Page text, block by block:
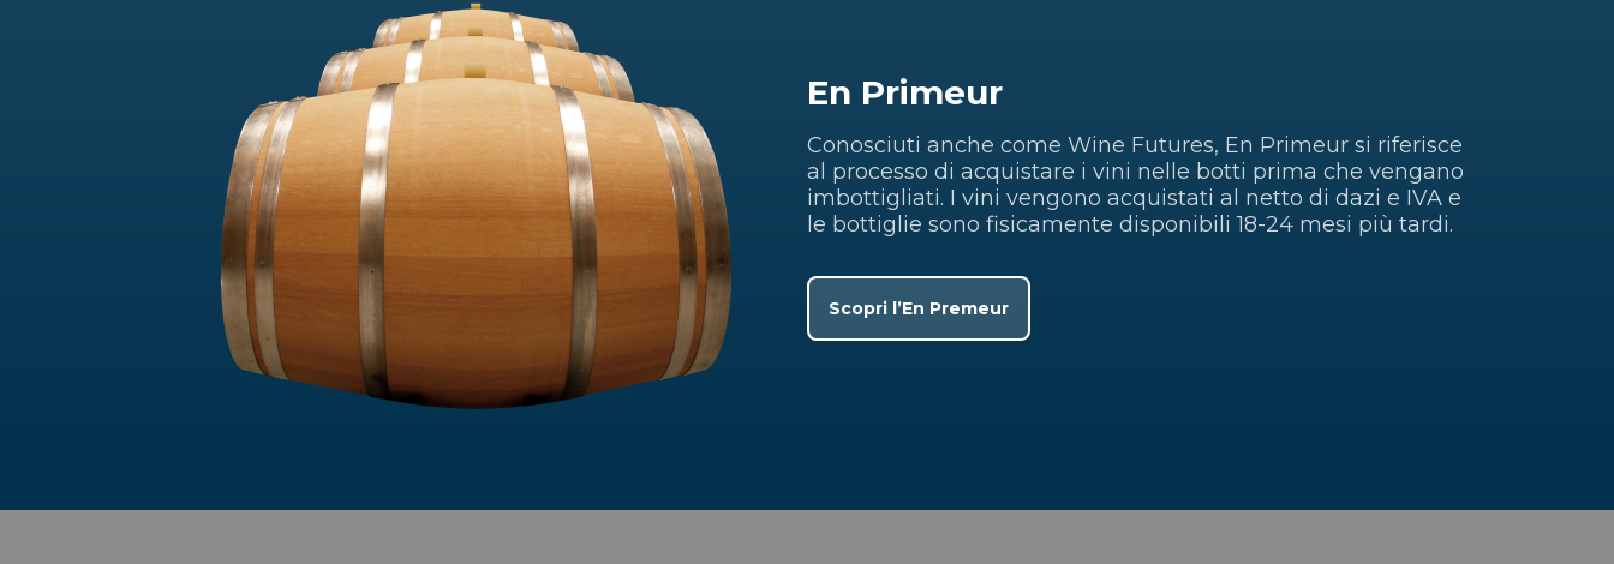
En Primeur
Conosciuti anche come Wine Futures, En Primeur si riferisce
al processo di acquistare i vini nelle botti prima che vengano
imbottigliati. I vini vengono acquistati al netto di dazi e IVA e
le bottiglie sono fisicamente disponibili 18-24 mesi più tardi.
Scopri l’En Premeur